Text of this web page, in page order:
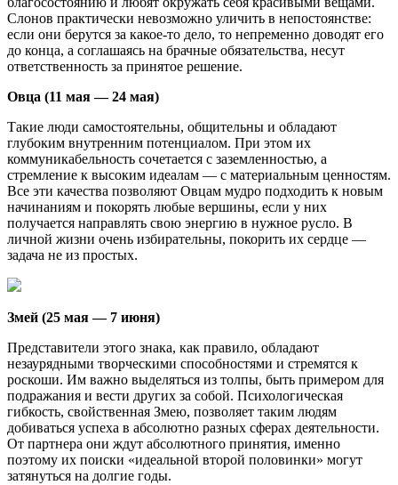
Слонов практически невозможно уличить в непостоянстве:
если они берутся за какое-то дело, то непременно доводят его
до конца, а соглашаясь на брачные обязательства, несут
ответственность за принятое решение.
Овца (11 мая — 24 мая)
Такие люди самостоятельны, общительны и обладают
глубоким внутренним потенциалом. При этом их
коммуникабельность сочетается с заземленностью, а
стремление к высоким идеалам — с материальным ценностям.
Все эти качества позволяют Овцам мудро подходить к новым
начинаниям и покорять любые вершины, если у них
получается направлять свою энергию в нужное русло. В
личной жизни очень избирательны, покорить их сердце —
задача не из простых.
Змей (25 мая — 7 июня)
Представители этого знака, как правило, обладают
незаурядными творческими способностями и стремятся к
роскоши. Им важно выделяться из толпы, быть примером для
подражания и вести других за собой. Психологическая
гибкость, свойственная Змею, позволяет таким людям
добиваться успеха в абсолютно разных сферах деятельности.
От партнера они ждут абсолютного принятия, именно
поэтому их поиски «идеальной второй половинки» могут
затянуться на долгие годы.